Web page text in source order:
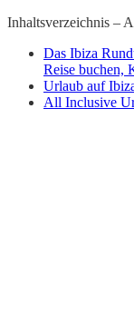
Inhaltsverzeichnis –
Das Ibiza
Reise buchen,
Urlaub auf
All Inclusive